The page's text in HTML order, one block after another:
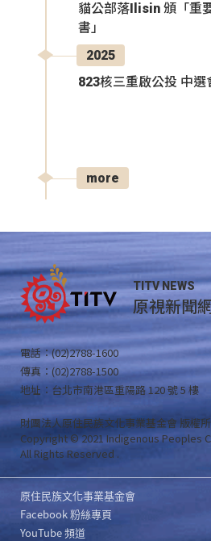
貓公部落Ilisin 頒「重
書」
2025
823核三重啟公投 中
more
TITV NEWS
原視新聞
電話：(02)2788-1600
傳真：(02)2788-1500
地址：台北市南港區重陽路 120 號 5 樓
財團法人原住民族文化事業基金會 版權
Copyright © 2021 Indigenous Peoples
All Rights Reserved .
原住民族文化事業基金會
Facebook 粉絲專頁
YouTube 頻道